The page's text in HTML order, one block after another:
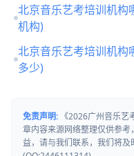
北京音乐艺考培训机构
机构)
北京音乐艺考培训机构
多少)
免责声明: 《2026广州音乐
章内容来源网络整理仅供参
益，请与我们联系，我们将及